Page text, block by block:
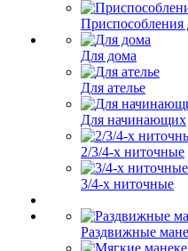
Для дома
Для ателье
Для начинающих
2/3/4-х ниточные
3/4-х ниточные
Раздвижные